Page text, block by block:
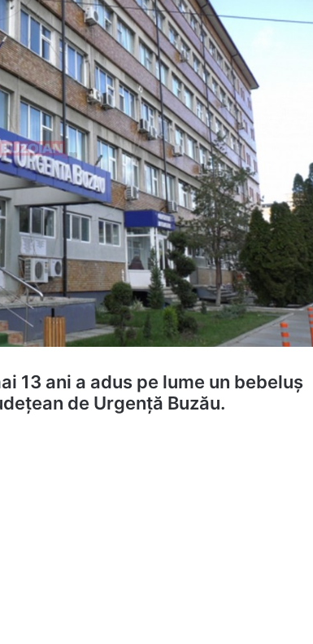
13 ani a adus pe lume un bebeluș
de Urgență Buzău.